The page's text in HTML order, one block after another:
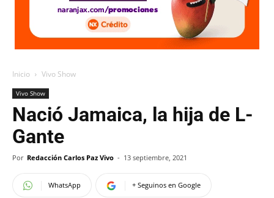
Inicio Vivo Show
Vivo Show
Nació Jamaica, la hija de L-
Gante
Por Redacción Carlos Paz Vivo - 13 septiembre, 2021
WhatsApp + Seguinos en Google